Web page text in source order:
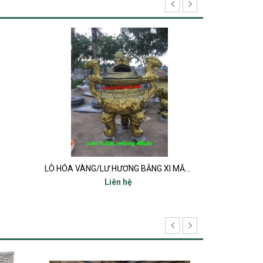
Liên hệ